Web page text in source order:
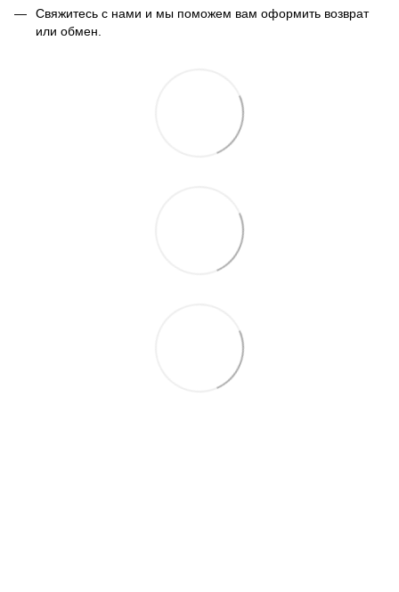
Свяжитесь с нами и мы поможем вам оформить возврат
или обмен.